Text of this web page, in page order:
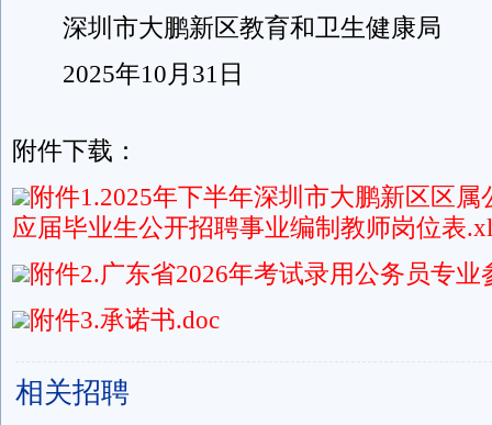
深圳市大鹏新区教育和卫生健康局
2025年10月31日
附件下载：
附件1.2025年下半年深圳市大鹏新区区属
应届毕业生公开招聘事业编制教师岗位表
附件2.广东省2026年考试录用公务员专业
附件3.承诺书.doc
相关招聘